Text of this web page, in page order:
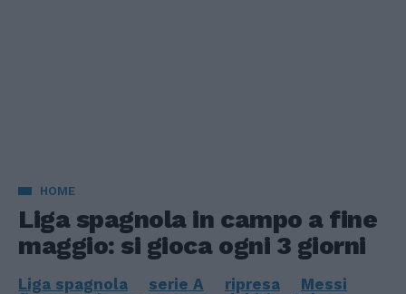
HOME
Liga spagnola in campo a fine
maggio: si gioca ogni 3 giorni
Liga spagnola serie A ripresa
Messi